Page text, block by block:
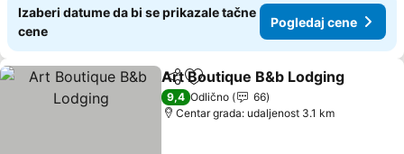
Izaberi datume da bi se prikazale tačne
cene
Pogledaj cene
Deli Dodati u favorite
Art Boutique B&b Lodging
9,4 Odlično
66
Centar grada: udaljenost 3.1 km